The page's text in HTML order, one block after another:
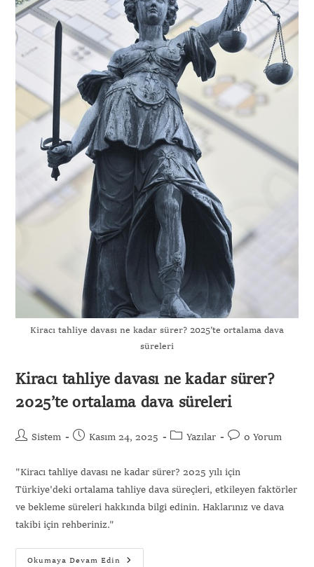
Kiracı tahliye davası ne kadar sürer? 2025’te ortalama dava
süreleri
Kiracı tahliye davası ne kadar sürer?
2025’te ortalama dava süreleri
Sistem Kasım 24, 2025 Yazılar 0 Yorum
"Kiracı tahliye davası ne kadar sürer? 2025 yılı için
Türkiye'deki ortalama tahliye dava süreçleri, etkileyen faktörler
ve bekleme süreleri hakkında bilgi edinin. Haklarınız ve dava
takibi için rehberiniz."
Okumaya Devam Edin